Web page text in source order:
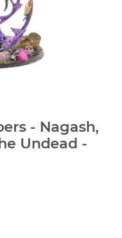
- Nagash,
Undead -